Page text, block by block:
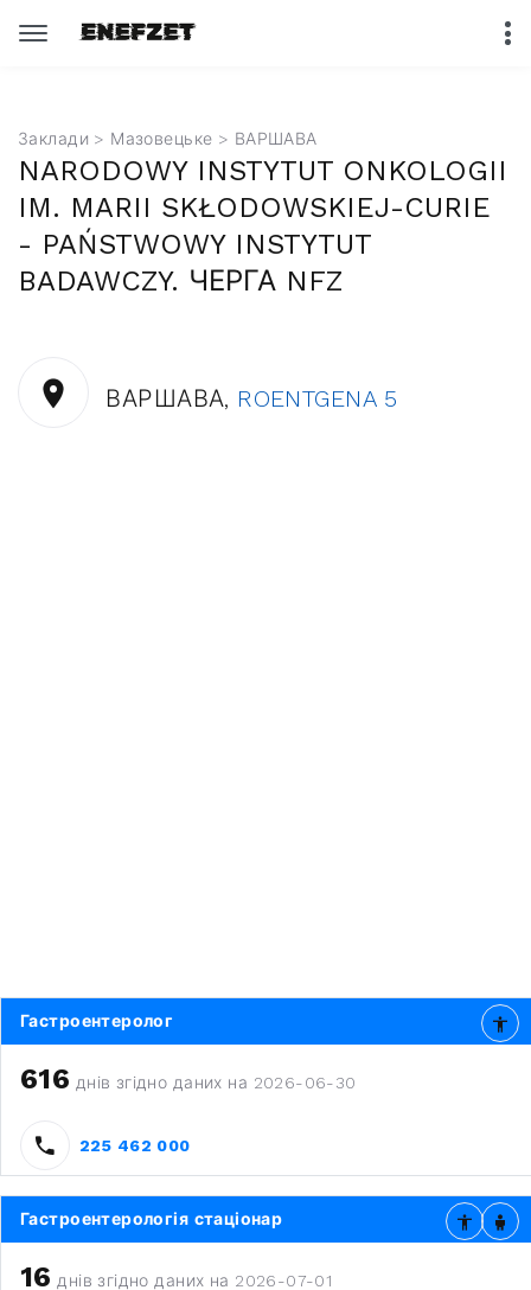
Заклади > Мазовецьке > ВАРШАВА
NARODOWY INSTYTUT ONKOLOGII
IM. MARII SKŁODOWSKIEJ-CURIE
- PAŃSTWOWY INSTYTUT
BADAWCZY. ЧЕРГА NFZ
ВАРШАВА, ROENTGENA 5
Гастроентеролог
616 днів згідно даних на 2026-06-30
225 462 000
Гастроентерологія стаціонар
16 днів згідно даних на 2026-07-01